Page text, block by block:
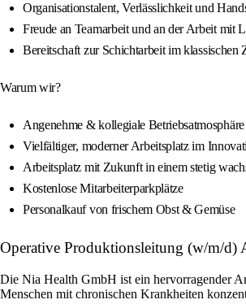
Organisationstalent, Verlässlichkeit und
Freude an Teamarbeit und an der Arbeit mit
Bereitschaft zur Schichtarbeit im
Warum wir?
Angenehme & kollegiale
Vielfältiger, moderner Arbeitsplatz im
Arbeitsplatz mit Zukunft in einem stetig
Kostenlose Mitarbeiterparkplätze
Personalkauf von frischem Obst & Gemüse
Operative Produktionsleitung (w/m/d)
Die Nia Health GmbH ist ein hervorragender
Menschen mit chronischen Krankheiten